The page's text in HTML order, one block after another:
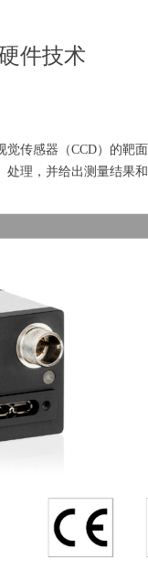
件技术
感器（CCD）的靶
理，并给出测量结果和